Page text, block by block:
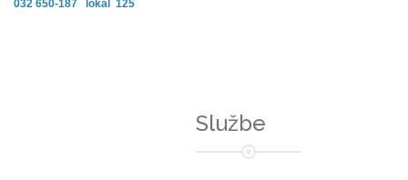
032 650-187 lokal 125
Službe